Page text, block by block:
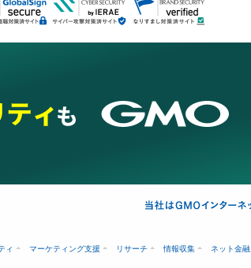
ィ マーケティング支援 リサーチ 情報収集 ネット金融